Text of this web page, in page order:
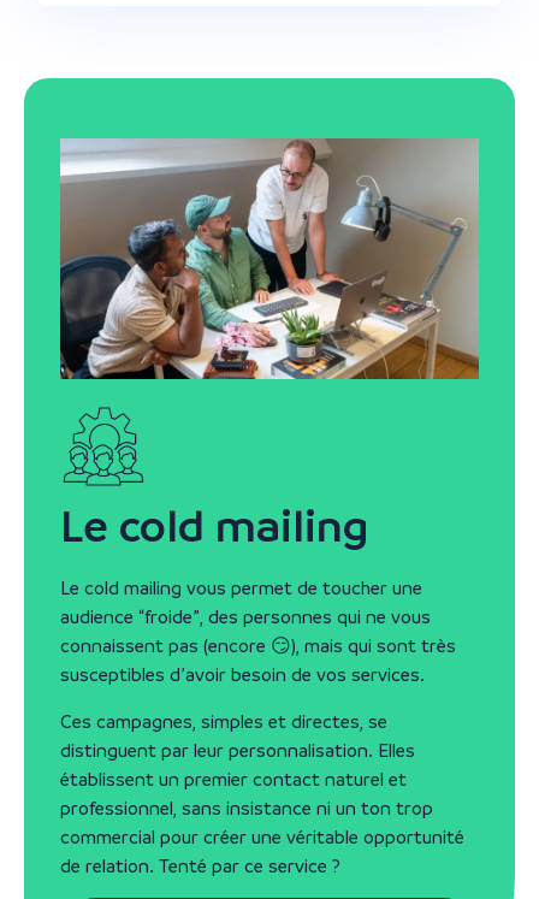
Le cold mailing
Le cold mailing vous permet de toucher une
audience “froide”, des personnes qui ne vous
connaissent pas (encore 😏), mais qui sont très
susceptibles d’avoir besoin de vos services.
Ces campagnes, simples et directes, se
distinguent par leur personnalisation. Elles
établissent un premier contact naturel et
professionnel, sans insistance ni un ton trop
commercial pour créer une véritable opportunité
de relation. Tenté par ce service ?